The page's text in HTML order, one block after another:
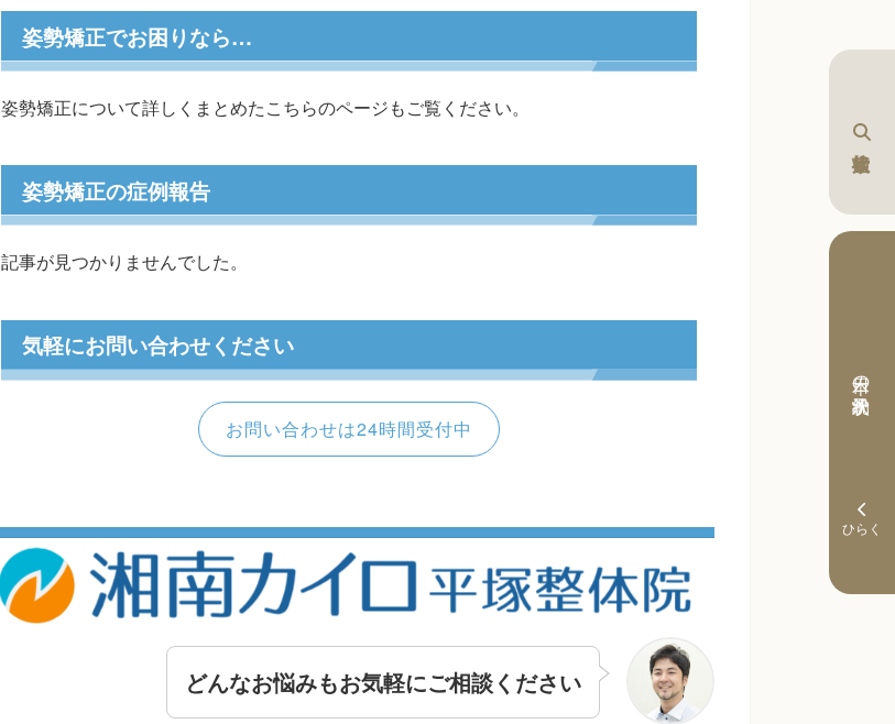
本日の予約状況
姿勢矯正でお困りなら…
姿勢矯正について詳しくまとめたこちらのページもご覧ください。
姿勢矯正の症例報告
記事が見つかりませんでした。
気軽にお問い合わせください
お問い合わせは24時間受付中
どんなお悩みもお気軽にご相談ください